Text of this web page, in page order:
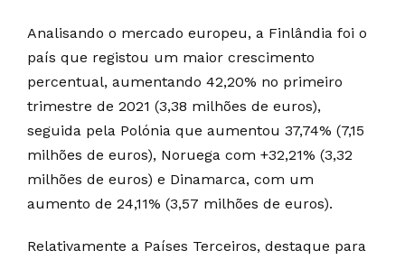
Analisando o mercado europeu, a Finlândia foi o
país que registou um maior crescimento
percentual, aumentando 42,20% no primeiro
trimestre de 2021 (3,38 milhões de euros),
seguida pela Polónia que aumentou 37,74% (7,15
milhões de euros), Noruega com +32,21% (3,32
milhões de euros) e Dinamarca, com um
aumento de 24,11% (3,57 milhões de euros).
Relativamente a Países Terceiros, destaque para